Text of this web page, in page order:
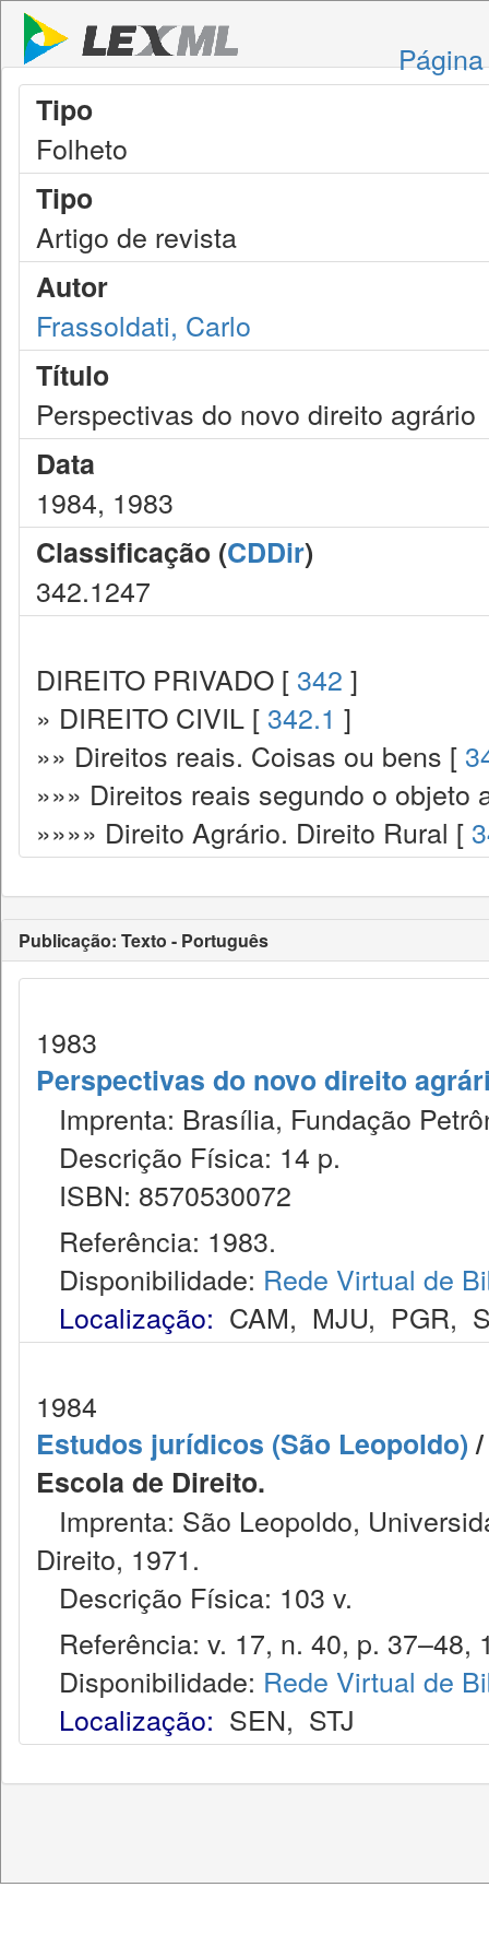
Tipo
Folheto
Tipo
Artigo de revista
Autor
Frassoldati, Carlo
Título
Perspectivas do novo direito agrário
Data
1984, 1983
Classificação (CDDir)
342.1247
DIREITO PRIVADO [ 342 ]
» DIREITO CIVIL [ 342.1 ]
»» Direitos reais. Coisas ou bens [
»»» Direitos reais segundo o
»»»» Direito Agrário. Direito Rural [
Publicação: Texto - Português
1983
Perspectivas do novo direito
Imprenta: Brasília, Fundação
Descrição Física: 14 p.
ISBN: 8570530072
Referência: 1983.
Disponibilidade: Rede Virtual de
Localização: CAM, MJU, PGR,
1984
Estudos jurídicos (São Leopoldo)
Escola de Direito.
Imprenta: São Leopoldo,
Direito, 1971.
Descrição Física: 103 v.
Referência: v. 17, n. 40, p. 37–48,
Disponibilidade: Rede Virtual de
Localização: SEN, STJ